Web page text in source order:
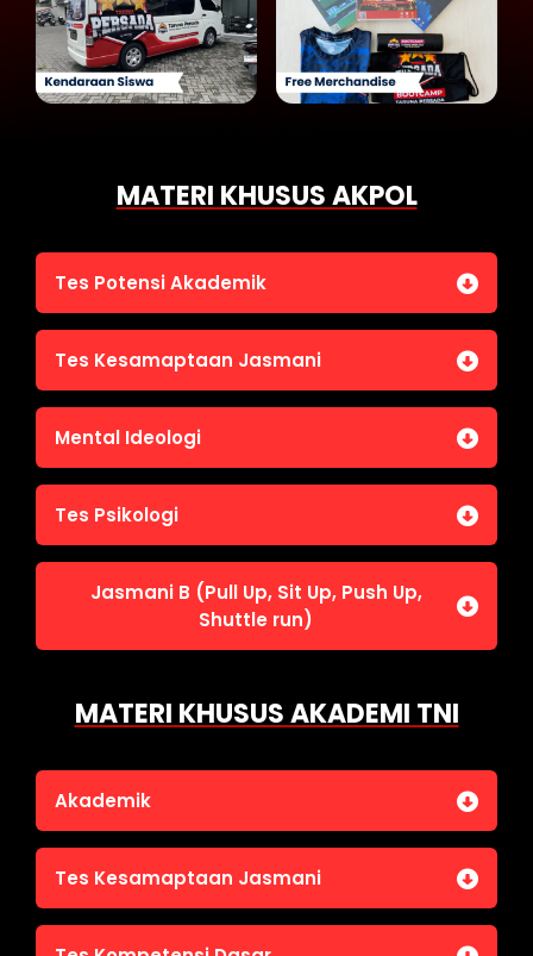
MATERI KHUSUS AKPOL
Tes Potensi Akademik
Bahasa Indonesia
Penalaran Numerik
Pengetahuan Umum (termasuk UU Kepolisian)
Tes Wawasan Kebangsaan
Tes Kesamaptaan Jasmani
Jasmani A (Lari 12 menit)
Mental Ideologi
Mental Ideologi
Tes Psikologi
Tes Kecerdasan
Tes Kecermatan
Tes Kepribadian
Jasmani B (Pull Up, Sit Up, Push Up,
Shuttle run)
MATERI KHUSUS AKADEMI TNI
Akademik
Bahasa Indonesia
IPA
Tes Kesamaptaan Jasmani
Jasmani A (Lari 12 menit)